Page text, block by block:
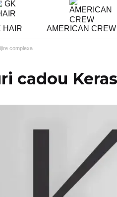
HAIR AMERICAN CREW
complexa
cadou